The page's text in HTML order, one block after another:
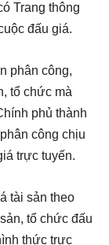
Trang thông
đấu giá.
phân công,
tổ chức mà
phủ thành
công chịu
trực tuyến.
tài sản theo
tổ chức đấu
thức trực